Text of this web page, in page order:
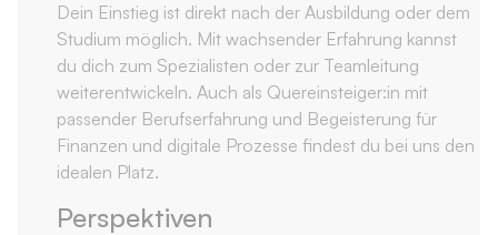
Dein Einstieg ist direkt nach der Ausbildung oder dem
Studium möglich. Mit wachsender Erfahrung kannst
du dich zum Spezialisten oder zur Teamleitung
weiterentwickeln. Auch als Quereinsteiger:in mit
passender Berufserfahrung und Begeisterung für
Finanzen und digitale Prozesse findest du bei uns den
idealen Platz.
Perspektiven